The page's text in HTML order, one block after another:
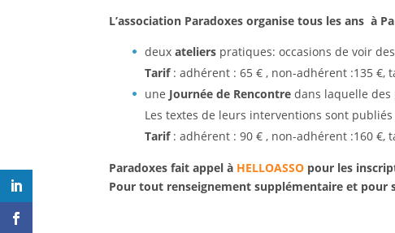
L’association Paradoxes organise tous les ans à
deuxateliers pratiques: occasions de voir
Tarif: adhérent : 65 € , non-adhérent :135 €,
une Journée de Rencontre dans laquelle
Les textes de leurs interventions sont
Tarif: adhérent : 90 € , non-adhérent :160 €,
Paradoxes fait appel à HELLOASSO pour les
Pour tout renseignement supplémentaire et